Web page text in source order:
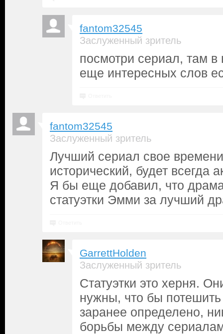
fantom32545
Заслуженный зритель
посмотри сериал, там в
еще интересныx слов
fantom32545
Заслуженный зритель
Лучший сериал свое
исторический, будет всегда
Я бы еще добавил, что
статуэтки Эмми за лучший
GarrettHolden
Заслуженный зритель
Статуэтки это херня.
нужны, что бы потешить
заранее определено,
борьбы между